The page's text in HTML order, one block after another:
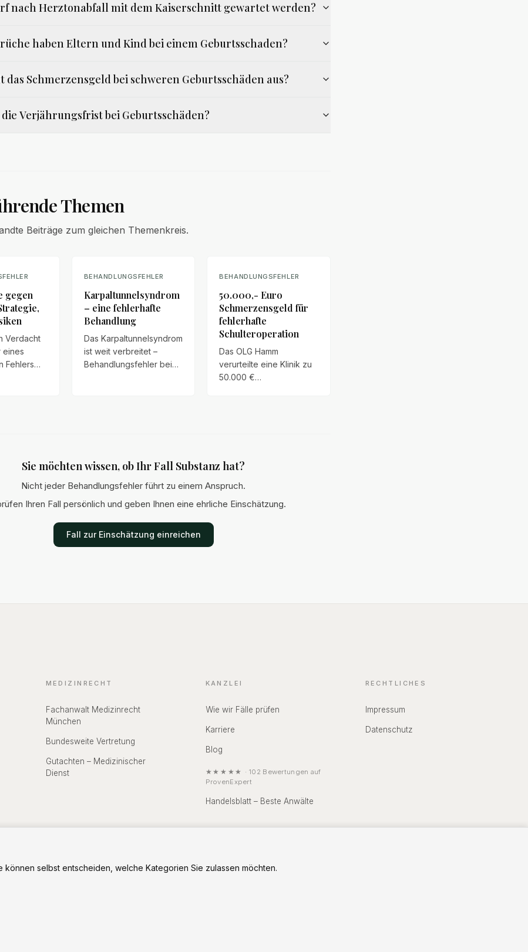
nach Herztonabfall mit dem Kaiserschnitt gewartet werden?
haben Eltern und Kind bei einem Geburtsschaden?
das Schmerzensgeld bei schweren Geburtsschäden aus?
Verjährungsfrist bei Geburtsschäden?
Themen
Beiträge zum gleichen Themenkreis.
gegen
Verdacht
eines
Fehlers
BEHANDLUNGSFEHLER
Karpaltunnelsyndrom
– eine fehlerhafte
Behandlung
Das Karpaltunnelsyndrom
ist weit verbreitet –
Behandlungsfehler bei
BEHANDLUNGSFEHLER
50.000,- Euro
Schmerzensgeld für
fehlerhafte
Schulteroperation
Das OLG Hamm
verurteilte eine Klinik zu
50.000 €
vollständigen
Funktionsverlust der
Schulter.
Sie möchten wissen, ob Ihr Fall Substanz hat?
Nicht jeder Behandlungsfehler führt zu einem Anspruch.
Ihren Fall persönlich und geben Ihnen eine ehrliche Einschätzung.
Fall zur Einschätzung einreichen
MEDIZINRECHT
Fachanwalt Medizinrecht
München
Bundesweite Vertretung
Gutachten – Medizinischer
Dienst
KANZLEI
Wie wir Fälle prüfen
Karriere
Blog
★★★★★ · 102 Bewertungen auf
ProvenExpert
Handelsblatt – Beste Anwälte
RECHTLICHES
Impressum
Datenschutz
selbst entscheiden, welche Kategorien Sie zulassen möchten.